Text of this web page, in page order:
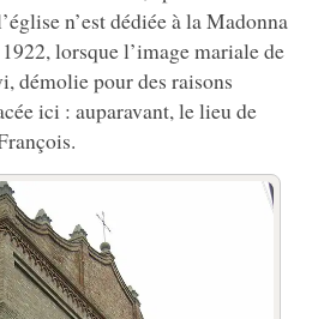
n’est dédiée à la Madonna
lorsque l’image mariale de
démolie pour des raisons
ici : auparavant, le lieu de